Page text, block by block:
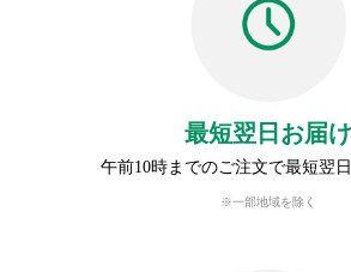
最短翌日お届け
午前10時までのご注文で最短翌
※一部地域を除く